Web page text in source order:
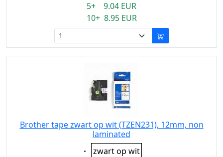
5+ 9.04 EUR
10+ 8.95 EUR
Brother tape zwart op wit (TZEN231), 12mm, non
laminated
Eigenschaft:
zwart op wit